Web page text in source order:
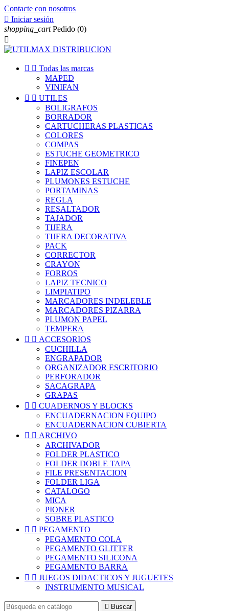
Contacte con nosotros
 Iniciar sesión
shopping_cart Pedido (0)

  Todas las marcas
MAPED
VINIFAN
  UTILES
BOLIGRAFOS
BORRADOR
CARTUCHERAS PLASTICAS
COLORES
COMPAS
ESTUCHE GEOMETRICO
FINEPEN
LAPIZ ESCOLAR
PLUMONES ESTUCHE
PORTAMINAS
REGLA
RESALTADOR
TAJADOR
TIJERA
TIJERA DECORATIVA
PACK
CORRECTOR
CRAYON
FORROS
LAPIZ TECNICO
LIMPIATIPO
MARCADORES INDELEBLE
MARCADORES PIZARRA
PLUMON PAPEL
TEMPERA
  ACCESORIOS
CUCHILLA
ENGRAPADOR
ORGANIZADOR ESCRITORIO
PERFORADOR
SACAGRAPA
GRAPAS
  CUADERNOS Y BLOCKS
ENCUADERNACION EQUIPO
ENCUADERNACION CUBIERTA
  ARCHIVO
ARCHIVADOR
FOLDER PLASTICO
FOLDER DOBLE TAPA
FILE PRESENTACION
FOLDER LIGA
CATALOGO
MICA
PIONER
SOBRE PLASTICO
  PEGAMENTO
PEGAMENTO COLA
PEGAMENTO GLITTER
PEGAMENTO SILICONA
PEGAMENTO BARRA
  JUEGOS DIDACTICOS Y JUGUETES
INSTRUMENTO MUSICAL
 Buscar